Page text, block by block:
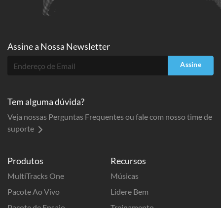
Produtos
MultiTracks One
Pacote Ao Vivo
Recursos
Músicas
Lidere Bem
Assine a Nossa Newsletter
Assine
Tem alguma dúvida?
Veja nossas Perguntas Frequentes ou fale com nosso time de
suporte